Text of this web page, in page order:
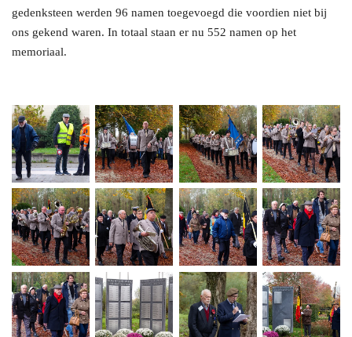
gedenksteen werden 96 namen toegevoegd die voordien niet bij
ons gekend waren. In totaal staan er nu 552 namen op het
memoriaal.